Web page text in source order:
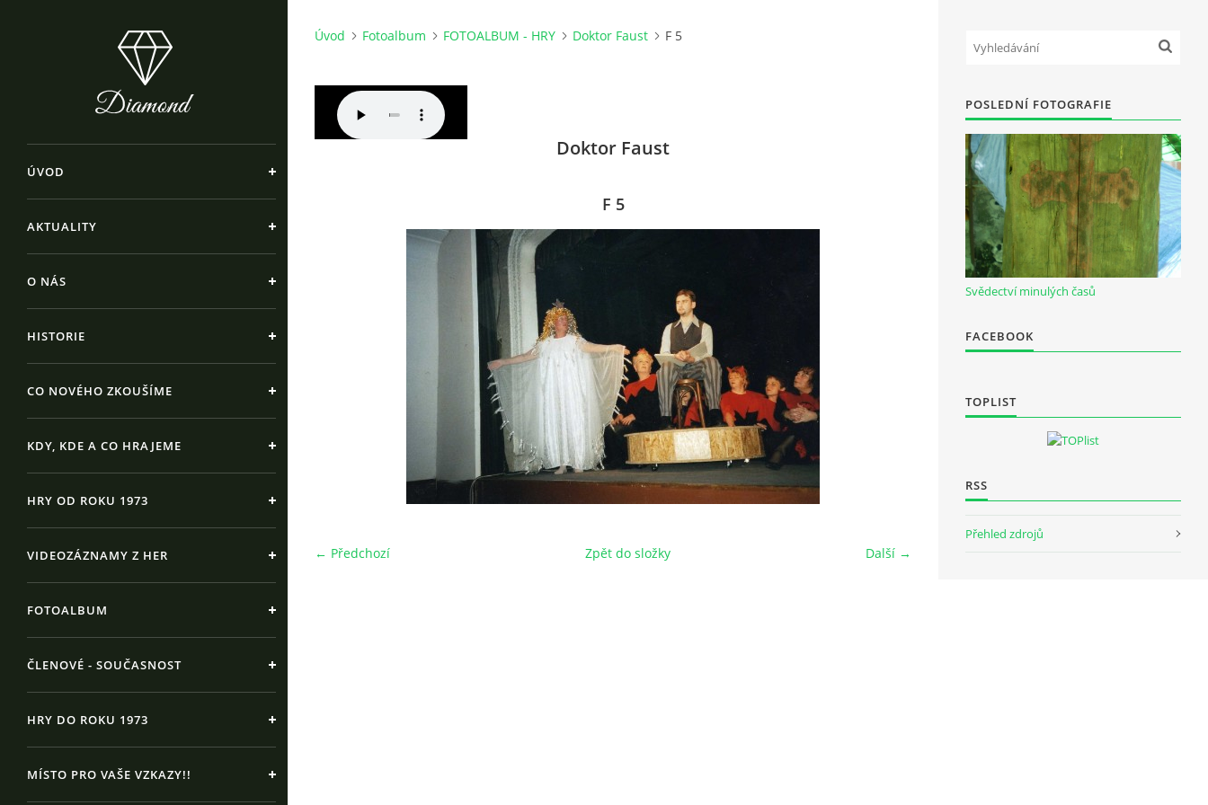
ÚVOD
AKTUALITY
O NÁS
HISTORIE
CO NOVÉHO ZKOUŠÍME
KDY, KDE A CO HRAJEME
HRY OD ROKU 1973
VIDEOZÁZNAMY Z HER
FOTOALBUM
ČLENOVÉ - SOUČASNOST
HRY DO ROKU 1973
MÍSTO PRO VAŠE VZKAZY!!
Úvod Fotoalbum FOTOALBUM - HRY Doktor Faust F 5
Doktor Faust
F 5
← Předchozí Další →
Zpět do složky
POSLEDNÍ FOTOGRAFIE
Svědectví minulých časů
FACEBOOK
TOPLIST
RSS
Přehled zdrojů